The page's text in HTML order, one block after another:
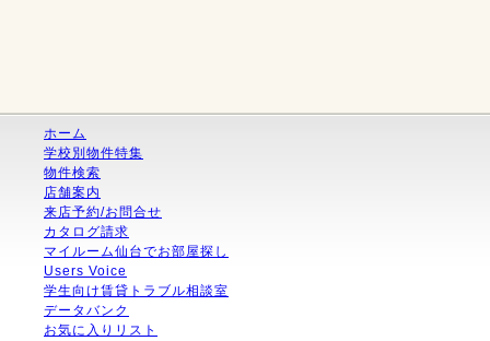
ホーム
学校別物件特集
物件検索
店舗案内
来店予約/お問合せ
カタログ請求
マイルーム仙台でお部屋探し
Users Voice
学生向け賃貸トラブル相談室
データバンク
お気に入りリスト